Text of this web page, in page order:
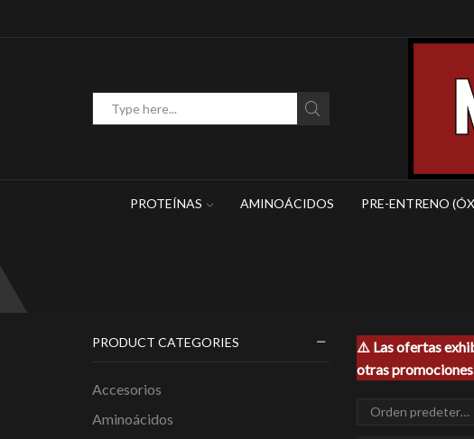
PROTEÍNAS AMINOÁCIDOS PRE-ENTRENO
⚠️ Las ofertas
otras
PRODUCT CATEGORIES
Accesorios
Aminoácidos